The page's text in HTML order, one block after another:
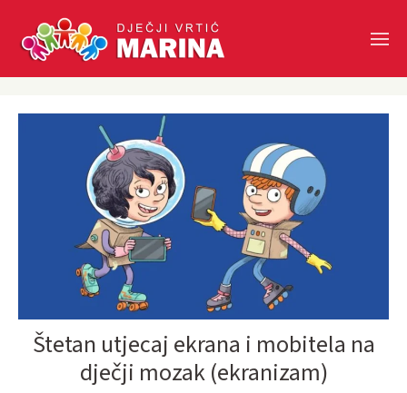
Skip to main content
Štetan utjecaj ekrana i mobitela na
dječji mozak (ekranizam)